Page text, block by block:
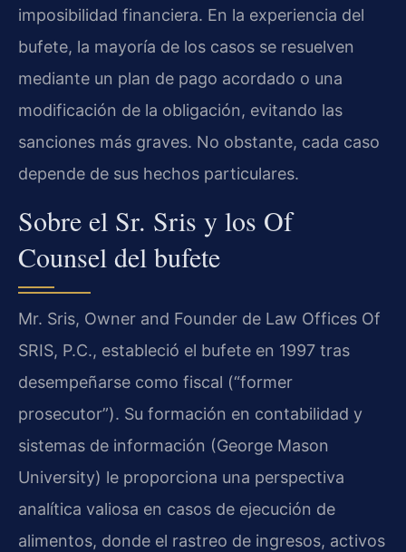
imposibilidad financiera. En la experiencia del
bufete, la mayoría de los casos se resuelven
mediante un plan de pago acordado o una
modificación de la obligación, evitando las
sanciones más graves. No obstante, cada caso
depende de sus hechos particulares.
Sobre el Sr. Sris y los Of
Counsel del bufete
Mr. Sris, Owner and Founder de Law Offices Of
SRIS, P.C., estableció el bufete en 1997 tras
desempeñarse como fiscal (“former
prosecutor”). Su formación en contabilidad y
sistemas de información (George Mason
University) le proporciona una perspectiva
analítica valiosa en casos de ejecución de
alimentos, donde el rastreo de ingresos, activos